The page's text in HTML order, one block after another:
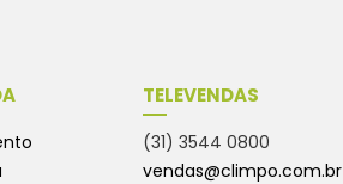
TELEVENDAS
(31) 3544 0800
vendas@climpo.com.br